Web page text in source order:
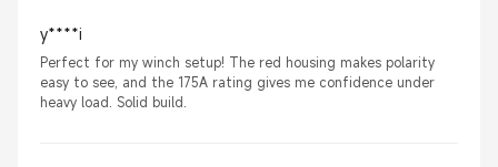
y****i
Perfect for my winch setup! The red housing makes polarity
easy to see, and the 175A rating gives me confidence under
heavy load. Solid build.